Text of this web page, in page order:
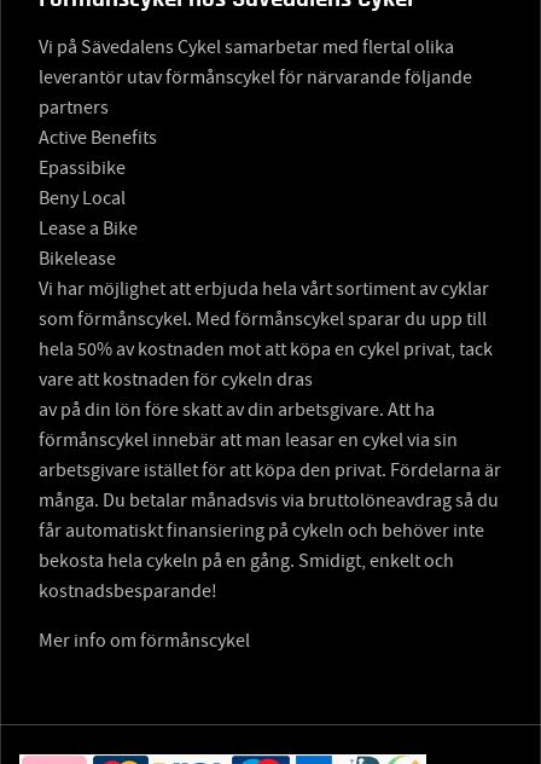
Vi på Sävedalens Cykel samarbetar med flertal olika
leverantör utav förmånscykel för närvarande följande
partners
Active Benefits
Epassibike
Beny Local
Lease a Bike
Bikelease
Vi har möjlighet att erbjuda hela vårt sortiment av cyklar
som förmånscykel. Med förmånscykel sparar du upp till
hela 50% av kostnaden mot att köpa en cykel privat, tack
vare att kostnaden för cykeln dras
av på din lön före skatt av din arbetsgivare. Att ha
förmånscykel innebär att man leasar en cykel via sin
arbetsgivare istället för att köpa den privat. Fördelarna är
många. Du betalar månadsvis via bruttolöneavdrag så du
får automatiskt finansiering på cykeln och behöver inte
bekosta hela cykeln på en gång. Smidigt, enkelt och
kostnadsbesparande!
Mer info om förmånscykel